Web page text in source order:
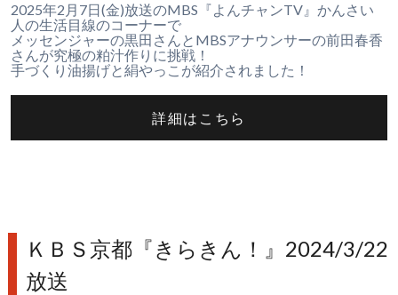
2025年2月7日(金)放送のMBS『よんチャンTV』かんさい
人の生活目線のコーナーで
メッセンジャーの黒田さんとMBSアナウンサーの前田春香
さんが究極の粕汁作りに挑戦！
手づくり油揚げと絹やっこが紹介されました！
詳細はこちら
ＫＢＳ京都『きらきん！』2024/3/22
放送